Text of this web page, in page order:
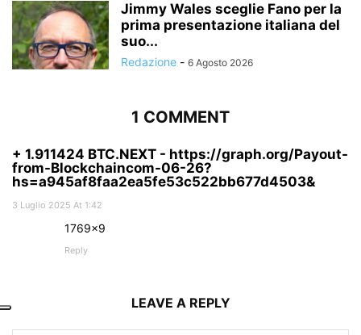
Jimmy Wales sceglie Fano per la
prima presentazione italiana del
suo...
Redazione - 6 Agosto 2026
1 COMMENT
+ 1.911424 BTC.NEXT - https://graph.org/Payout-
from-Blockchaincom-06-26?
hs=a945af8faa2ea5fe53c522bb677d4503&
3 Luglio 2025 At 1:42
1769×9
Reply
LEAVE A REPLY